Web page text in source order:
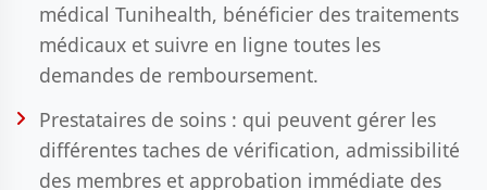
médical Tunihealth, bénéficier des traitements
médicaux et suivre en ligne toutes les
demandes de remboursement.
Prestataires de soins : qui peuvent gérer les
différentes taches de vérification, admissibilité
des membres et approbation immédiate des